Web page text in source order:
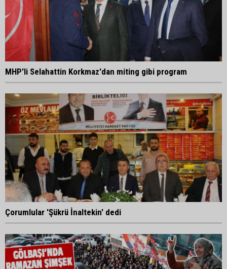
MHP'li Selahattin Korkmaz'dan miting gibi program
Çorumlular 'Şükrü İnaltekin' dedi